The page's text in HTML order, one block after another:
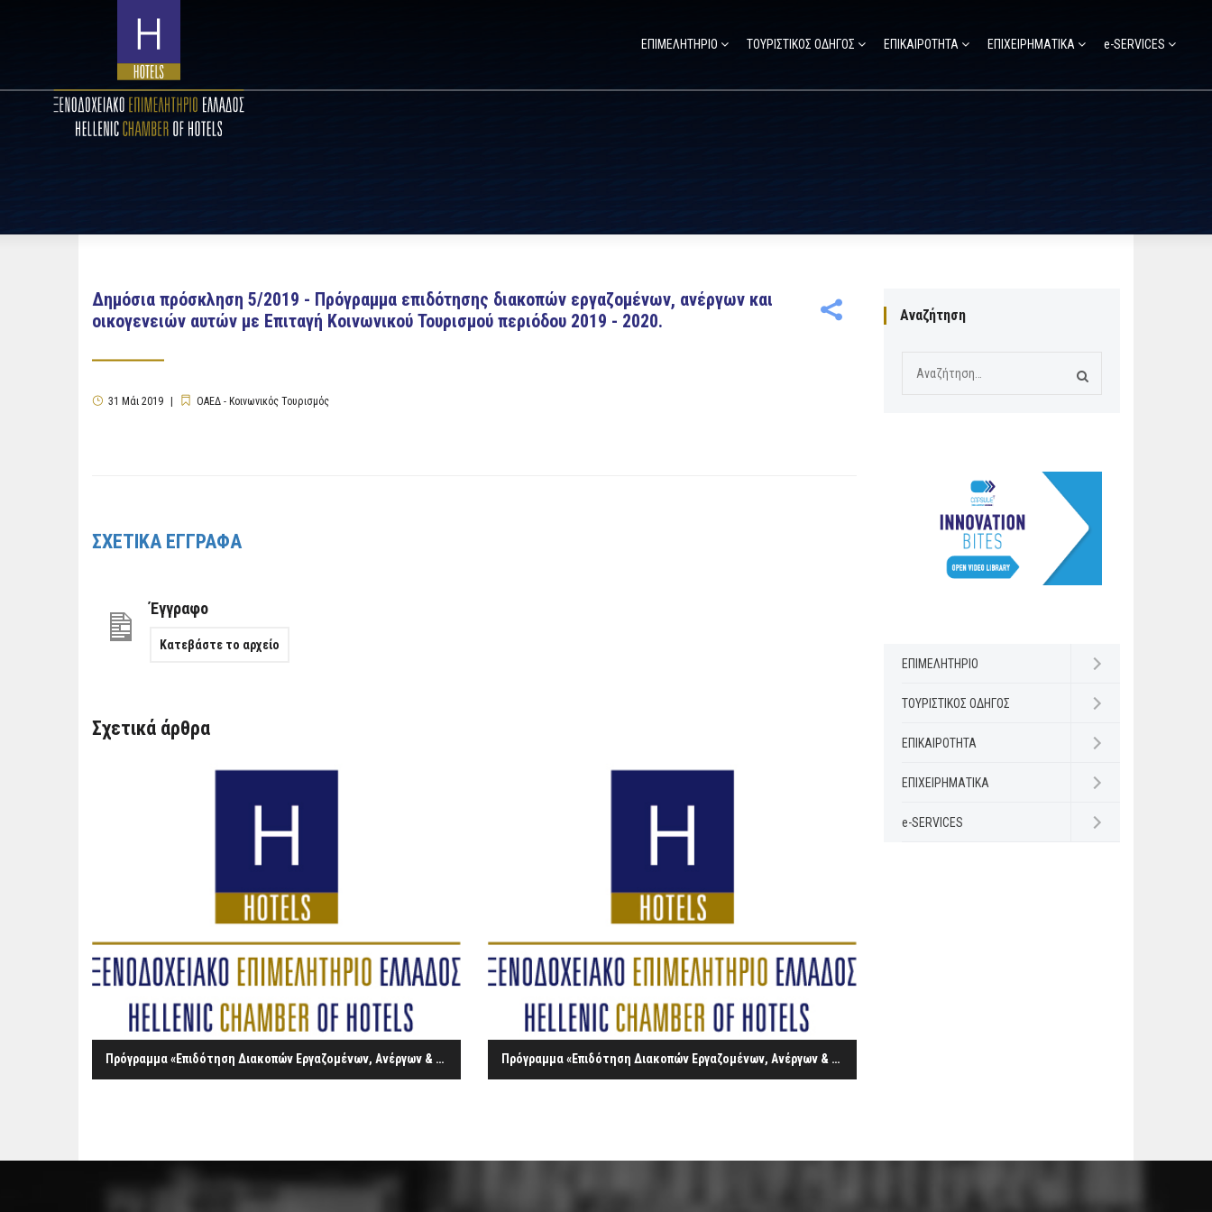
ΕΠΙΜΕΛΗΤΗΡΙΟ ΤΟΥΡΙΣΤΙΚΟΣ ΟΔΗΓΟΣ ΕΠΙΚΑΙΡΟΤΗΤΑ ΕΠΙΧΕΙΡΗΜΑΤΙΚΑ e-SERVICES
Δημόσια πρόσκληση 5/2019 - Πρόγραμμα επιδότησης διακοπών εργαζομένων, ανέργων και
οικογενειών αυτών με Επιταγή Κοινωνικού Τουρισμού περιόδου 2019 - 2020.
31 Μάι 2019 ΟΑΕΔ - Κοινωνικός Τουρισμός
ΣΧΕΤΙΚΑ ΕΓΓΡΑΦΑ
Έγγραφο
Κατεβάστε το αρχείο
Σχετικά άρθρα
Πρόγραμμα «Επιδότηση Διακοπών Εργαζομένων, Ανέργων & των Οικογενειών αυτών με Επιταγή Κοινωνικού Τουρισμού έτους 2016-2017» Πρόγραμμα «Επιδότηση Διακοπών Εργαζομένων, Ανέργων & των Οικογενειών αυτών με Επιταγή Κοινωνικού Τουρισμού έτους 2015-2016» για τα νησιά Λέσβος, Χίος, Σάμος, Λέρος και Κως
Αναζήτηση
ΕΠΙΜΕΛΗΤΗΡΙΟ Open submenu
ΤΟΥΡΙΣΤΙΚΟΣ ΟΔΗΓΟΣ Open submenu
ΕΠΙΚΑΙΡΟΤΗΤΑ Open submenu
ΕΠΙΧΕΙΡΗΜΑΤΙΚΑ Open submenu
e-SERVICES Open submenu